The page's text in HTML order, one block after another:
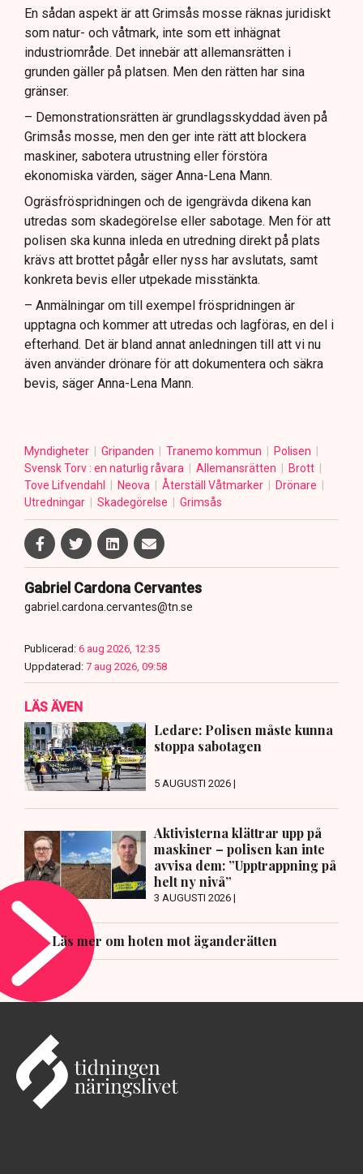
En sådan aspekt är att Grimsås mosse räknas juridiskt
som natur- och våtmark, inte som ett inhägnat
industriområde. Det innebär att allemansrätten i
grunden gäller på platsen. Men den rätten har sina
gränser.
– Demonstrationsrätten är grundlagsskyddad även på
Grimsås mosse, men den ger inte rätt att blockera
maskiner, sabotera utrustning eller förstöra
ekonomiska värden, säger Anna-Lena Mann.
Ogräsfröspridningen och de igengrävda dikena kan
utredas som skadegörelse eller sabotage. Men för att
polisen ska kunna inleda en utredning direkt på plats
krävs att brottet pågår eller nyss har avslutats, samt
konkreta bevis eller utpekade misstänkta.
– Anmälningar om till exempel fröspridningen är
upptagna och kommer att utredas och lagföras, en del i
efterhand. Det är bland annat anledningen till att vi nu
även använder drönare för att dokumentera och säkra
bevis, säger Anna-Lena Mann.
Myndigheter Gripanden Tranemo kommun
Polisen
Svensk Torv : en naturlig råvara
Allemansrätten
Brott
Tove Lifvendahl
Neova Återställ Våtmarker
Drönare
Utredningar
Skadegörelse Grimsås
Gabriel Cardona Cervantes
gabriel.cardona.cervantes@tn.se
Publicerad: 6 aug 2026, 12:35
Uppdaterad: 7 aug 2026, 09:58
LÄS ÄVEN
Ledare: Polisen måste kunna
stoppa sabotagen
5 AUGUSTI 2026 |
Aktivisterna klättrar upp på
maskiner – polisen kan inte
avvisa dem: ”Upptrappning på
helt ny nivå”
3 AUGUSTI 2026 |
Läs mer om hoten mot äganderätten